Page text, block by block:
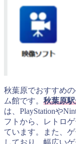
秋葉原でおすすめ
ム館です。 秋葉原
は、PlayStationや
フトから、レトロ
ています。また、
しており、幅広い